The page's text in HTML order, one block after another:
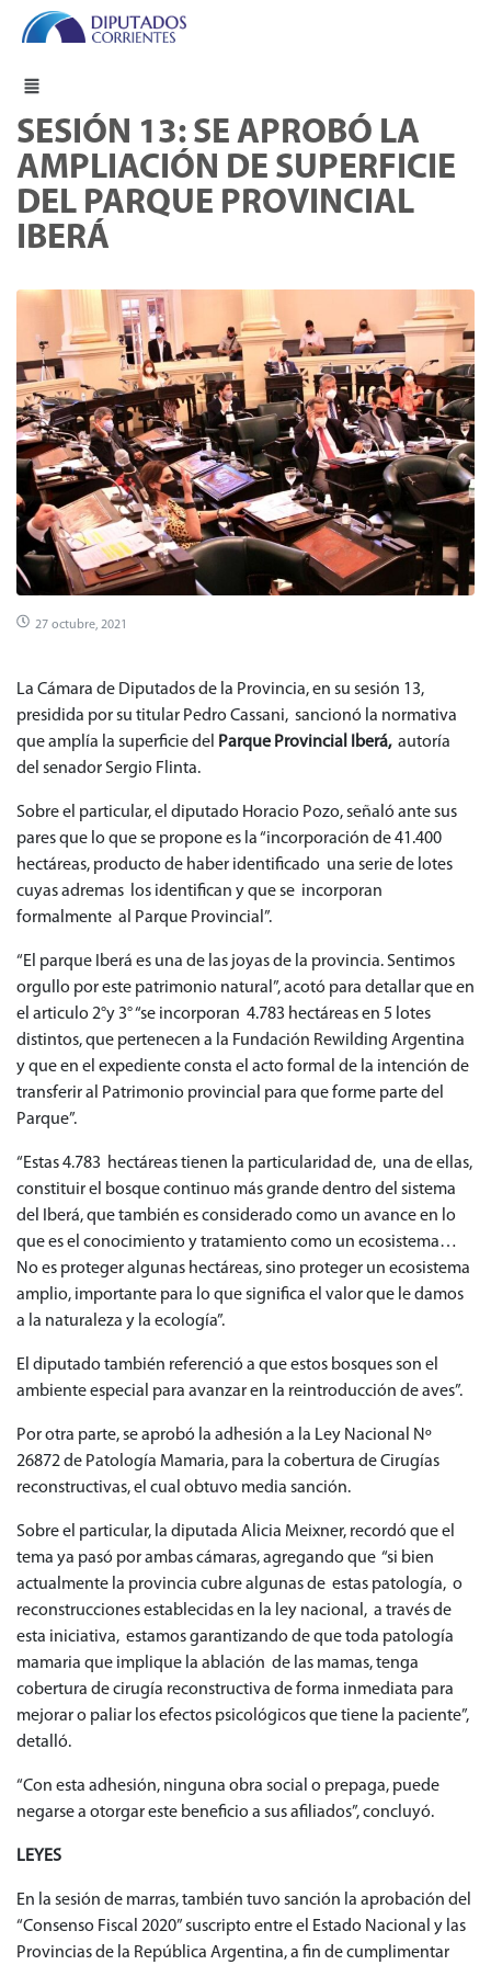
SESIÓN 13: SE APROBÓ LA
AMPLIACIÓN DE SUPERFICIE
DEL PARQUE PROVINCIAL
IBERÁ
27 octubre, 2021
La Cámara de Diputados de la Provincia, en su sesión 13,
presidida por su titular Pedro Cassani, sancionó la normativa
que amplía la superficie del
Parque Provincial Iberá,autoría
del senador Sergio Flinta.
Sobre el particular, el diputado Horacio Pozo, señaló ante sus
pares que lo que se propone es la “incorporación de 41.400
hectáreas, producto de haber identificado una serie de lotes
cuyas adremas los identifican y que se incorporan
formalmente al Parque Provincial”.
“El parque Iberá es una de las joyas de la provincia. Sentimos
orgullo por este patrimonio natural”, acotó para detallar que en
el articulo 2°y 3° “se incorporan 4.783 hectáreas en 5 lotes
distintos, que pertenecen a la Fundación Rewilding Argentina
y que en el expediente consta el acto formal de la intención de
transferir al Patrimonio provincial para que forme parte del
Parque”.
“Estas 4.783 hectáreas tienen la particularidad de, una de ellas,
constituir el bosque continuo más grande dentro del sistema
del Iberá, que también es considerado como un avance en lo
que es el conocimiento y tratamiento como un ecosistema…
No es proteger algunas hectáreas, sino proteger un ecosistema
amplio, importante para lo que significa el valor que le damos
a la naturaleza y la ecología”.
El diputado también referenció a que estos bosques son el
ambiente especial para avanzar en la reintroducción de aves”.
Por otra parte, se aprobó la adhesión a la Ley Nacional Nº
26872 de Patología Mamaria, para la cobertura de Cirugías
reconstructivas, el cual obtuvo media sanción.
Sobre el particular, la diputada Alicia Meixner, recordó que el
tema ya pasó por ambas cámaras, agregando que “si bien
actualmente la provincia cubre algunas de estas patología, o
reconstrucciones establecidas en la ley nacional, a través de
esta iniciativa, estamos garantizando de que toda patología
mamaria que implique la ablación de las mamas, tenga
cobertura de cirugía reconstructiva de forma inmediata para
mejorar o paliar los efectos psicológicos que tiene la paciente”,
detalló.
“Con esta adhesión, ninguna obra social o prepaga, puede
negarse a otorgar este beneficio a sus afiliados”, concluyó.
LEYES
En la sesión de marras, también tuvo sanción la aprobación del
“Consenso Fiscal 2020” suscripto entre el Estado Nacional y las
Provincias de la República Argentina, a fin de cumplimentar